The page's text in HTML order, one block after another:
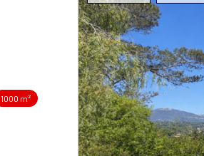
1000 m²